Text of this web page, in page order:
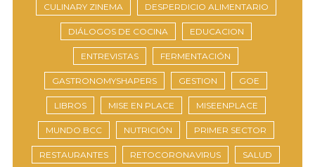
CULINARY ZINEMA DESPERDICIO ALIMENTARIO
DIÁLOGOS DE COCINA EDUCACION
ENTREVISTAS FERMENTACIÓN
GASTRONOMYSHAPERS GESTION GOE
LIBROS MISE EN PLACE MISEENPLACE
MUNDO.BCC NUTRICIÓN PRIMER SECTOR
RESTAURANTES RETOCORONAVIRUS SALUD